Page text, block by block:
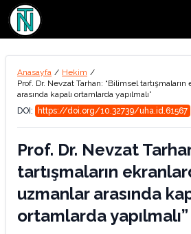
Anasayfa / Hekim /
Prof. Dr. Nevzat Tarhan: “Bilimsel tartışmaların ekranlarda değil, uzmanlar
arasında kapalı ortamlarda yapılmalı”
DOI:
https://doi.org/10.32739/uha.id.61567
Prof. Dr. Nevzat
tartışmaların
uzmanlar arasında
ortamlarda yapılmalı”